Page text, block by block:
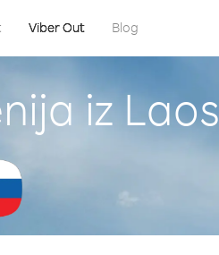
Viber Out Blog
iz Laos